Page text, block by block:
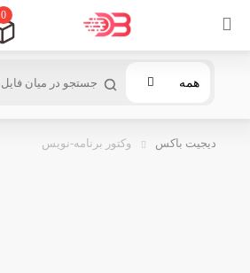
0
همه
دیجیت باکس وکتور برنامه-نویس